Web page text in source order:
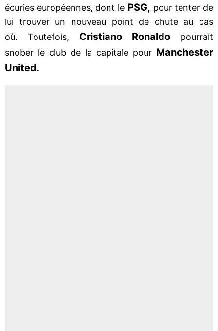
écuries européennes, dont le PSG, pour tenter de
lui trouver un nouveau point de chute au cas
où. Toutefois, Cristiano Ronaldo pourrait
snober le club de la capitale pour Manchester
United.